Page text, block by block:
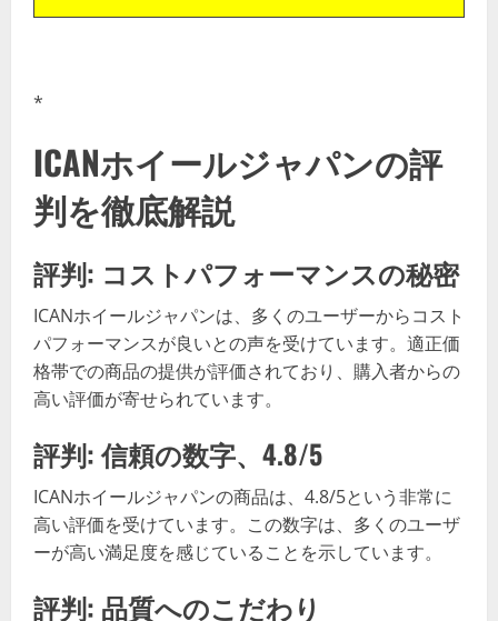
*
ICANホイールジャパンの評
判を徹底解説
評判: コストパフォーマンスの秘密
ICANホイールジャパンは、多くのユーザーからコスト
パフォーマンスが良いとの声を受けています。適正価
格帯での商品の提供が評価されており、購入者からの
高い評価が寄せられています。
評判: 信頼の数字、4.8/5
ICANホイールジャパンの商品は、4.8/5という非常に
高い評価を受けています。この数字は、多くのユーザ
ーが高い満足度を感じていることを示しています。
評判: 品質へのこだわり